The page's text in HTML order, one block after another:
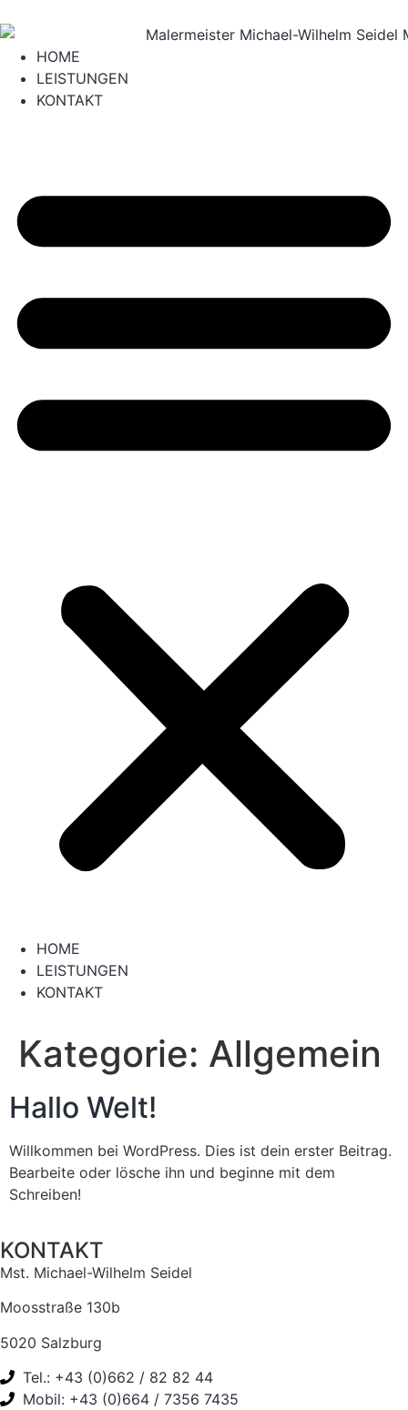
HOME
LEISTUNGEN
KONTAKT
HOME
LEISTUNGEN
KONTAKT
Kategorie: Allgemein
Hallo Welt!
Willkommen bei WordPress. Dies ist dein erster Beitrag.
Bearbeite oder lösche ihn und beginne mit dem
Schreiben!
KONTAKT
Mst. Michael-Wilhelm Seidel
Moosstraße 130b
5020 Salzburg
Tel.: +43 (0)662 / 82 82 44
Mobil: +43 (0)664 / 7356 7435